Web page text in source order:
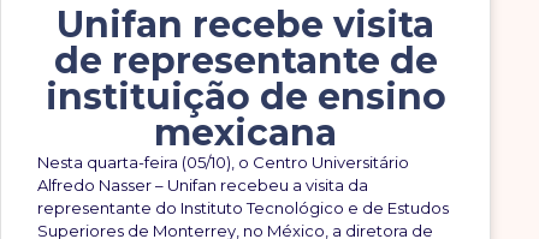
Unifan recebe visita
de representante de
instituição de ensino
mexicana
Nesta quarta-feira (05/10), o Centro Universitário
Alfredo Nasser – Unifan recebeu a visita da
representante do Instituto Tecnológico e de Estudos
Superiores de Monterrey, no México, a diretora de